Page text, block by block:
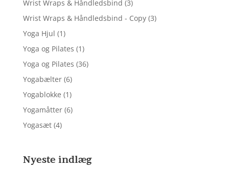
Wrist Wraps & Håndledsbind (3)
Wrist Wraps & Håndledsbind - Copy (3)
Yoga Hjul (1)
Yoga og Pilates (1)
Yoga og Pilates (36)
Yogabælter (6)
Yogablokke (1)
Yogamåtter (6)
Yogasæt (4)
Nyeste indlæg